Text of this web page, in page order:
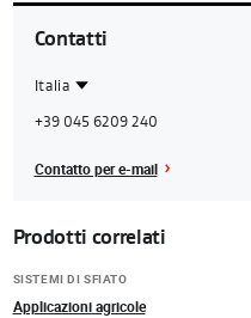
Contatti
Italia
Contact
Italia
+39 045 6209 240
Contatto per e-mail
Prodotti correlati
SISTEMI DI SFIATO
Applicazioni agricole